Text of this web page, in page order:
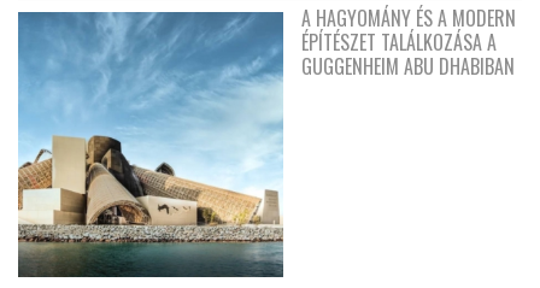
A HAGYOMÁNY ÉS A MODERN
ÉPÍTÉSZET TALÁLKOZÁSA A
GUGGENHEIM ABU DHABIBAN